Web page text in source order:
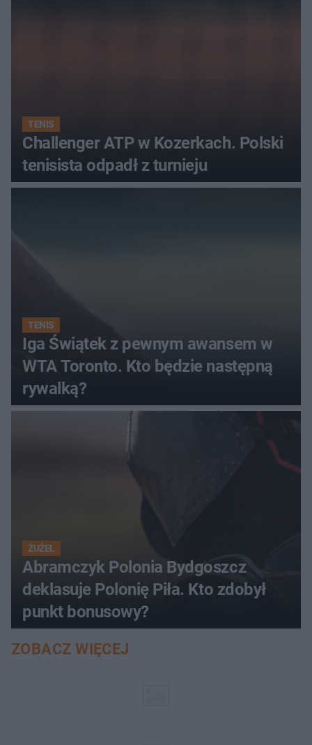
TENIS
Challenger ATP w Kozerkach. Polski
tenisista odpadł z turnieju
TENIS
Iga Świątek z pewnym awansem w
WTA Toronto. Kto będzie następną
rywalką?
ŻUŻEL
Abramczyk Polonia Bydgoszcz
deklasuje Polonię Piła. Kto zdobył
punkt bonusowy?
ZOBACZ WIĘCEJ